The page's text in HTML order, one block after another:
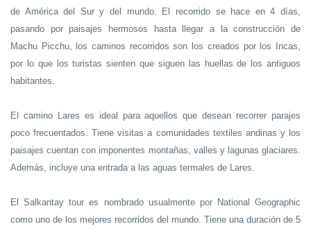
de América del Sur y del mundo. El recorrido se hace en 4 días,
pasando por paisajes hermosos hasta llegar a la construcción de
Machu Picchu, los caminos recorridos son los creados por los Incas,
por lo que los turistas sienten que siguen las huellas de los antiguos
habitantes.
El camino Lares es ideal para aquellos que desean recorrer parajes
poco frecuentados. Tiene visitas a comunidades textiles andinas y los
paisajes cuentan con imponentes montañas, valles y lagunas glaciares.
Además, incluye una entrada a las aguas termales de Lares.
El Salkantay tour es nombrado usualmente por National Geographic
como uno de los mejores recorridos del mundo. Tiene una duración de 5